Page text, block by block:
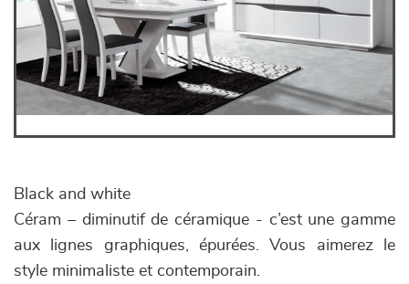
Black and white
Céram – diminutif de céramique - c’est une gamme
aux lignes graphiques, épurées. Vous aimerez le
style minimaliste et contemporain.